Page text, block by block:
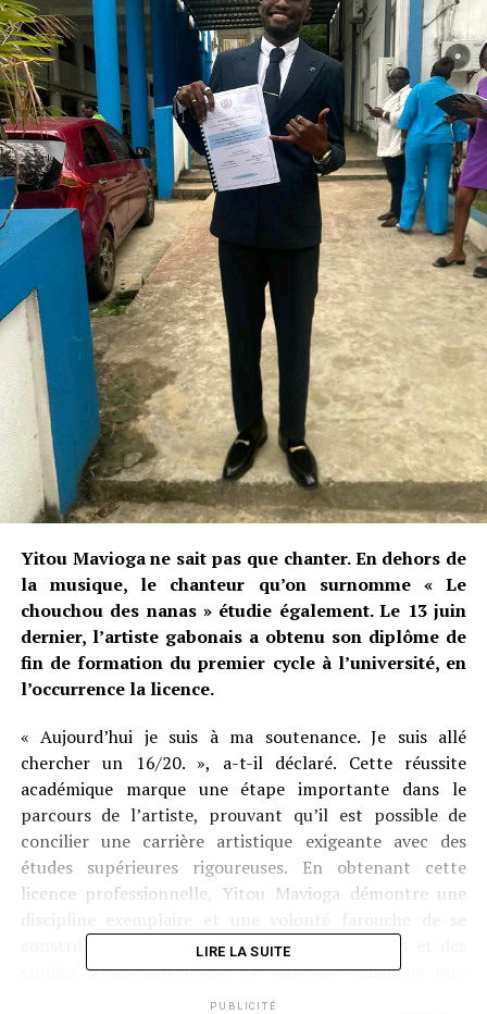
Yitou Mavioga ne sait pas que chanter. En dehors de
la musique, le chanteur qu’on surnomme « Le
chouchou des nanas » étudie également. Le 13 juin
dernier, l’artiste gabonais a obtenu son diplôme de
fin de formation du premier cycle à l’université, en
l’occurrence la licence.
« Aujourd’hui je suis à ma soutenance. Je suis allé
chercher un 16/20. », a-t-il déclaré. Cette réussite
académique marque une étape importante dans le
parcours de l’artiste, prouvant qu’il est possible de
concilier une carrière artistique exigeante avec des
études supérieures rigoureuses. En obtenant cette
licence professionnelle, Yitou Mavioga démontre une
construire un avenir solide, au-delà des scènes et des
studios d’enregistrement. Ce diplôme constitue non
seulement une fierté personnelle, mais aussi un exemple
LIRE LA SUITE
PUBLICITÉ